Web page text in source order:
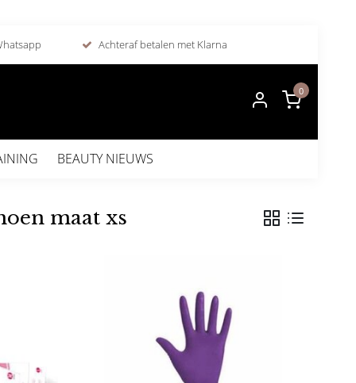
Achteraf betalen met Klarna
0
BEAUTY NIEUWS
maat xs